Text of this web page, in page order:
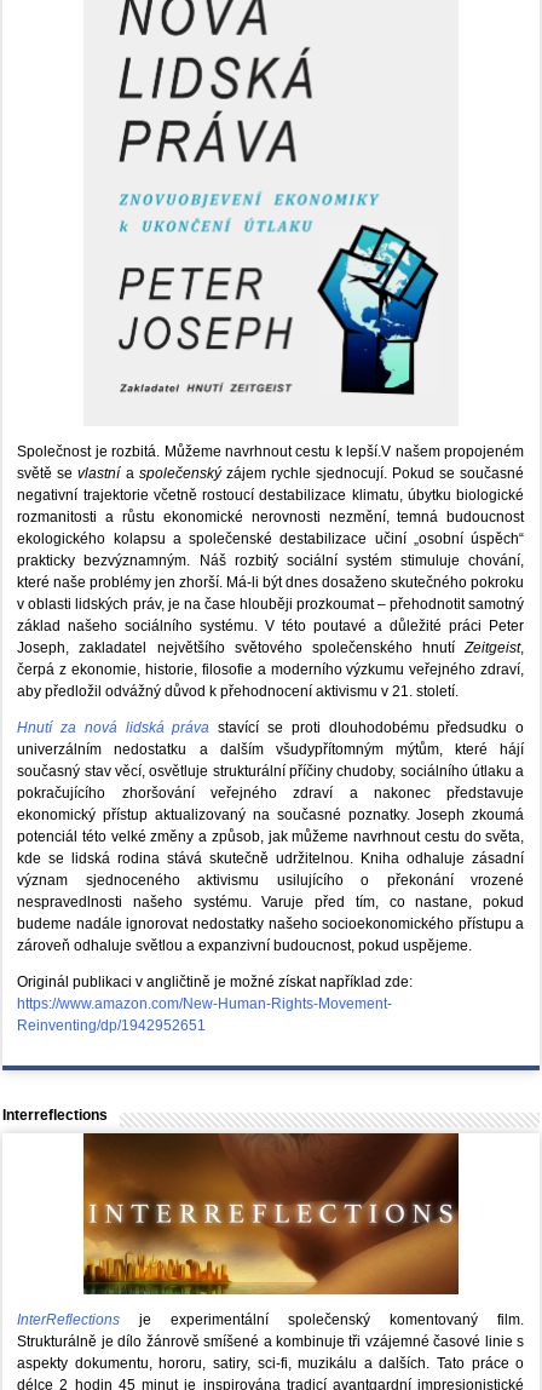
Společnost je rozbitá. Můžeme navrhnout cestu k lepší.V našem propojeném
světě sevlastní a společenskýzájem rychle sjednocují. Pokud se současné
negativní trajektorie včetně rostoucí destabilizace klimatu, úbytku biologické
rozmanitosti a růstu ekonomické nerovnosti nezmění, temná budoucnost
ekologického kolapsu a společenské destabilizace učiní „osobní úspěch“
prakticky bezvýznamným. Náš rozbitý sociální systém stimuluje chování,
které naše problémy jen zhorší. Má-li být dnes dosaženo skutečného pokroku
v oblasti lidských práv, je na čase hlouběji prozkoumat – přehodnotit samotný
základ našeho sociálního systému. V této poutavé a důležité práci Peter
Joseph, zakladatel největšího světového společenského hnutíZeitgeist,
čerpá z ekonomie, historie, filosofie a moderního výzkumu veřejného zdraví,
aby předložil odvážný důvod k přehodnocení aktivismu v 21. století.
Hnutí za nová lidská práva stavící se proti dlouhodobému předsudku o
univerzálním nedostatku a dalším všudypřítomným mýtům, které hájí
současný stav věcí, osvětluje strukturální příčiny chudoby, sociálního útlaku a
pokračujícího zhoršování veřejného zdraví a nakonec představuje
ekonomický přístup aktualizovaný na současné poznatky. Joseph zkoumá
potenciál této velké změny a způsob, jak můžeme navrhnout cestu do světa,
kde se lidská rodina stává skutečně udržitelnou. Kniha odhaluje zásadní
význam sjednoceného aktivismu usilujícího o překonání vrozené
nespravedlnosti našeho systému. Varuje před tím, co nastane, pokud
budeme nadále ignorovat nedostatky našeho socioekonomického přístupu a
zároveň odhaluje světlou a expanzivní budoucnost, pokud uspějeme.
Originál publikaci v angličtině je možné získat například zde:
https://www.amazon.com/New-Human-Rights-Movement-
Reinventing/dp/1942952651
Interreflections
InterReflections je experimentální společenský komentovaný film.
Strukturálně je dílo žánrově smíšené a kombinuje tři vzájemné časové linie s
aspekty dokumentu, hororu, satiry, sci-fi, muzikálu a dalších. Tato práce o
délce 2 hodin 45 minut je inspirována tradicí avantgardní impresionistické